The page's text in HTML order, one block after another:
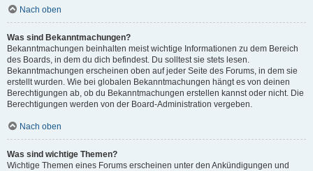
Nach oben
Was sind Bekanntmachungen?
Bekanntmachungen beinhalten meist wichtige Informationen zu dem Bereich
des Boards, in dem du dich befindest. Du solltest sie stets lesen.
Bekanntmachungen erscheinen oben auf jeder Seite des Forums, in dem sie
erstellt wurden. Wie bei globalen Bekanntmachungen hängt es von deinen
Berechtigungen ab, ob du Bekanntmachungen erstellen kannst oder nicht. Die
Berechtigungen werden von der Board-Administration vergeben.
Nach oben
Was sind wichtige Themen?
Wichtige Themen eines Forums erscheinen unter den Ankündigungen und